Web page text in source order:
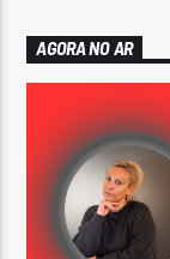
AGORA NO AR